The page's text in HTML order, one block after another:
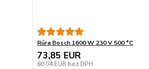
Rúra Bosch 1600 W 230 V 500 °C
73,85 EUR
60,04 EUR bez DPH